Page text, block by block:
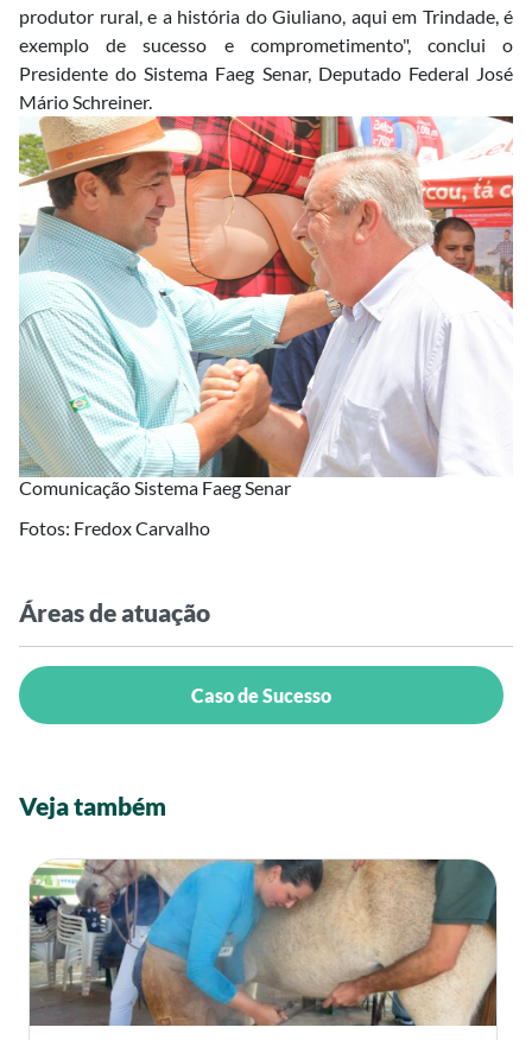
produtor rural, e a história do Giuliano, aqui em Trindade, é
exemplo de sucesso e comprometimento", conclui o
Presidente do Sistema Faeg Senar, Deputado Federal José
Mário Schreiner.
Comunicação Sistema Faeg Senar
Fotos: Fredox Carvalho
Áreas de atuação
Caso de Sucesso
Veja também